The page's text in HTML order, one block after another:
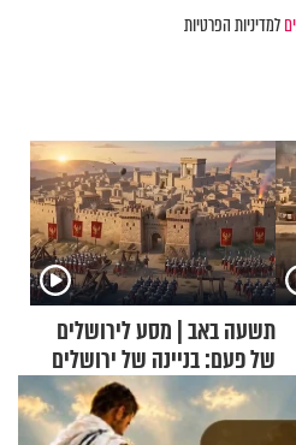
למדיניות הפרטיות
תשעה באב | מסע לירושלים
של פעם: בניינה של ירושלים